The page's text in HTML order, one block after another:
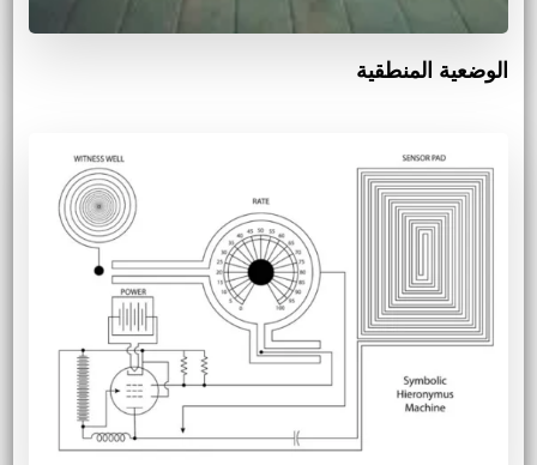
الوضعية المنطقية